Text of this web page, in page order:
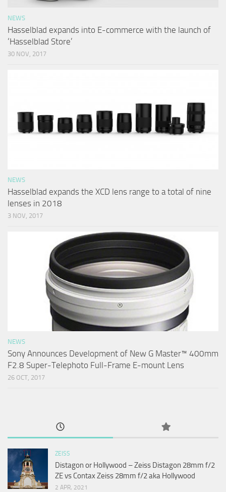
NEWS
Hasselblad expands into E-commerce with the launch of
‘Hasselblad Store’
30 NOV, 2017
NEWS
Hasselblad expands the XCD lens range to a total of nine
lenses in 2018
3 NOV, 2017
NEWS
Sony Announces Development of New G Master™ 400mm
F2.8 Super-Telephoto Full-Frame E-mount Lens
26 OCT, 2017
ZEISS
Distagon or Hollywood – Zeiss Distagon 28mm f/2
ZE vs Contax Zeiss 28mm f/2 aka Hollywood
2 APR, 2021